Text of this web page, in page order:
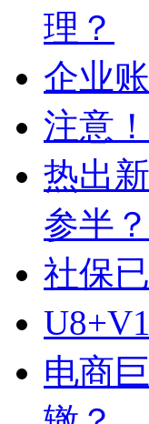
理？
企业
注意
热出
参半？
社保
电商